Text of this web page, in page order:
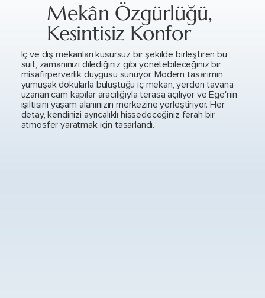
Mekân Özgürlüğü,
Kesintisiz Konfor
İç ve dış mekanları kusursuz bir şekilde birleştiren bu
süit, zamanınızı dilediğiniz gibi yönetebileceğiniz bir
misafirperverlik duygusu sunuyor. Modern tasarımın
yumuşak dokularla buluştuğu iç mekan, yerden tavana
uzanan cam kapılar aracılığıyla terasa açılıyor ve Ege'nin
ışıltısını yaşam alanınızın merkezine yerleştiriyor. Her
detay, kendinizi ayrıcalıklı hissedeceğiniz ferah bir
atmosfer yaratmak için tasarlandı.